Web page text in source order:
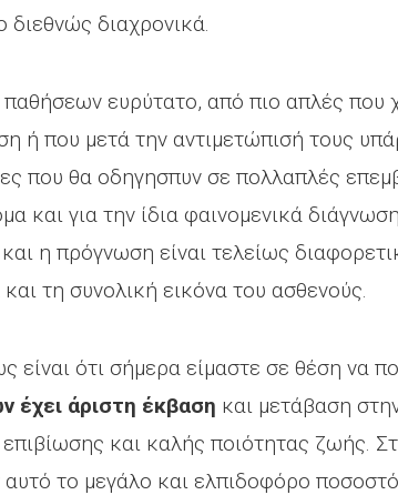
διεθνώς διαχρονικά.
ευρύτατο, από πιο απλές που
ή που μετά την αντιμετώπισή τους
που θα οδηγησπυν σε πολλαπλές
και για την ίδια φαινομενικά
η πρόγνωση είναι τελείως
τη συνολική εικόνα του ασθενούς.
είναι ότι σήμερα είμαστε σε θέση να
έχει άριστη έκβαση και μετάβαση
και καλής ποιότητας ζωής.
αυτό το μεγάλο και ελπιδοφόρο